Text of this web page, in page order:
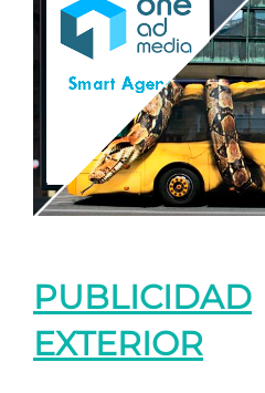
PUBLICIDAD
EXTERIOR